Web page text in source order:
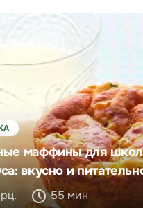
маффины для
вкусно и
55 мин